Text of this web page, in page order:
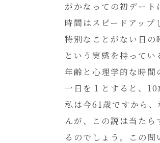
がかなっての初デー
時間はスピードアップ
特別なことがない日
という実感を持って
年齢と心理学的な時
一日を１とすると、
私は今61歳ですから
んが、この説は当た
るのでしょう。この